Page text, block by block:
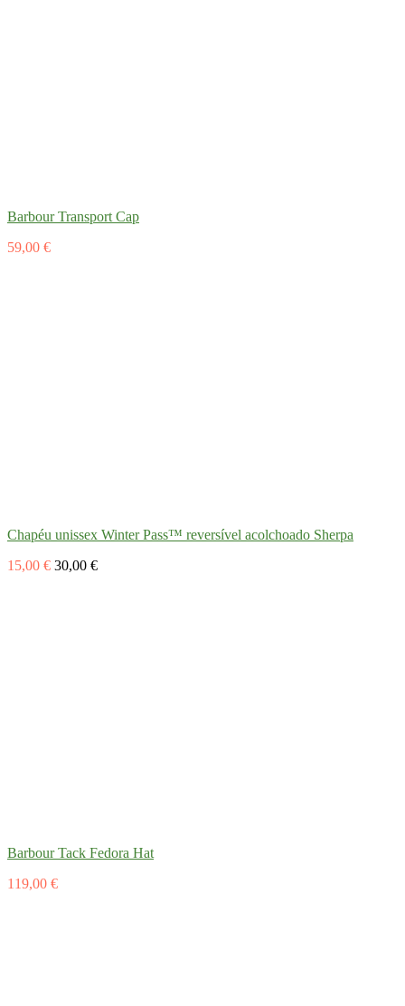
Barbour Transport Cap
59,00 €
Chapéu unissex Winter Pass™ reversível acolchoado Sherpa
15,00 € 30,00 €
Barbour Tack Fedora Hat
119,00 €